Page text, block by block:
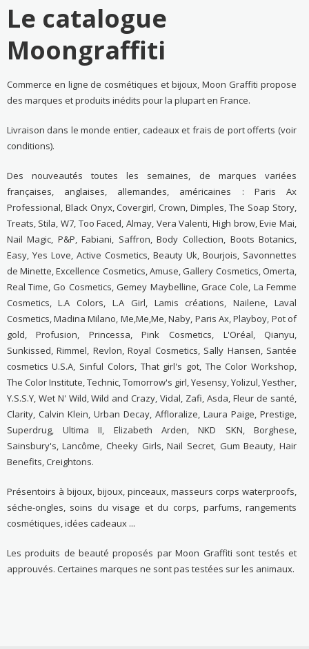
Le catalogue
Moongraffiti
Commerce en ligne de cosmétiques et bijoux, Moon Graffiti propose
des marques et produits inédits pour la plupart en France.
Livraison dans le monde entier, cadeaux et frais de port offerts (voir
conditions).
Des nouveautés toutes les semaines, de marques variées
françaises, anglaises, allemandes, américaines : Paris Ax
Professional, Black Onyx, Covergirl, Crown, Dimples, The Soap Story,
Treats, Stila, W7, Too Faced, Almay, Vera Valenti, High brow, Evie Mai,
Nail Magic, P&P, Fabiani, Saffron, Body Collection, Boots Botanics,
Easy, Yes Love, Active Cosmetics, Beauty Uk, Bourjois, Savonnettes
de Minette, Excellence Cosmetics, Amuse, Gallery Cosmetics, Omerta,
Real Time, Go Cosmetics, Gemey Maybelline, Grace Cole, La Femme
Cosmetics, L.A Colors, L.A Girl, Lamis créations, Nailene, Laval
Cosmetics, Madina Milano, Me,Me,Me, Naby, Paris Ax, Playboy, Pot of
gold, Profusion, Princessa, Pink Cosmetics, L'Oréal, Qianyu,
Sunkissed, Rimmel, Revlon, Royal Cosmetics, Sally Hansen, Santée
cosmetics U.S.A, Sinful Colors, That girl's got, The Color Workshop,
The Color Institute, Technic, Tomorrow's girl, Yesensy, Yolizul, Yesther,
Y.S.S.Y, Wet N' Wild, Wild and Crazy, Vidal, Zafi, Asda, Fleur de santé,
Clarity, Calvin Klein, Urban Decay, Affloralize, Laura Paige, Prestige,
Superdrug, Ultima II, Elizabeth Arden, NKD SKN, Borghese,
Sainsbury's, Lancôme, Cheeky Girls, Nail Secret, Gum Beauty, Hair
Benefits, Creightons.
Présentoirs à bijoux, bijoux, pinceaux, masseurs corps waterproofs,
séche-ongles, soins du visage et du corps, parfums, rangements
cosmétiques, idées cadeaux ...
Les produits de beauté proposés par Moon Graffiti sont testés et
approuvés. Certaines marques ne sont pas testées sur les animaux.